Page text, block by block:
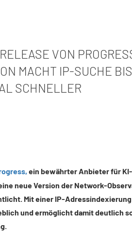
VON
MACHT IP-SUCHE
SCHNELLER
ein bewährter Anbieter für
neue Version der Network-
Mit einer IP-
und ermöglicht damit deutlich